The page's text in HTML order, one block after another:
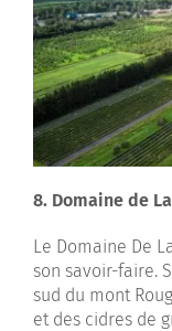
8. Domaine de
Le Domaine De
son savoir-faire.
sud du mont
et des cidres de